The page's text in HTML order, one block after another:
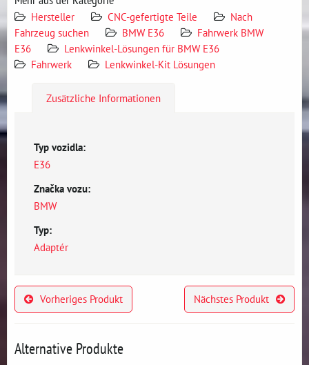
Hersteller CNC-gefertigte Teile
Nach
Fahrzeug suchen
BMW E36
Fahrwerk BMW
E36
Lenkwinkel-Lösungen für BMW E36
Fahrwerk
Lenkwinkel-Kit Lösungen
Zusätzliche Informationen
Typ vozidla:
E36
Značka vozu:
BMW
Typ:
Adaptér
Vorheriges Produkt Nächstes Produkt
Alternative Produkte